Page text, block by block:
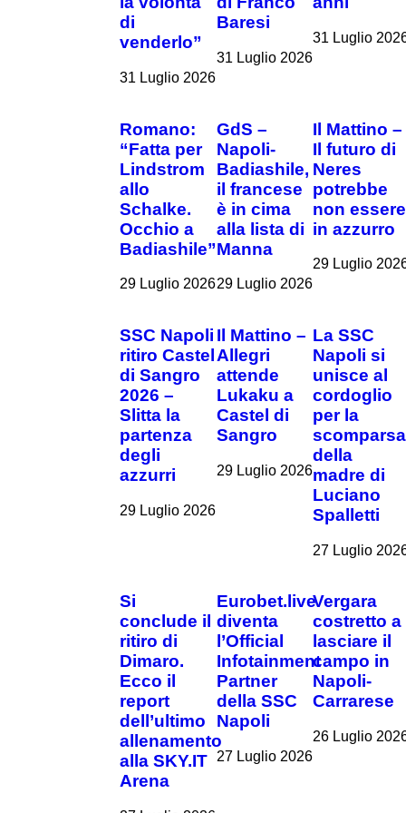
di
venderlo”
31 Luglio 2026
Baresi
31 Luglio 2026
31 Luglio
Romano:
“Fatta per
Lindstrom
allo
Schalke.
Occhio a
Badiashile”
29 Luglio 2026
GdS –
Napoli-
Badiashile,
il francese
è in cima
alla lista di
Manna
29 Luglio 2026
Il Mattino –
Il futuro di
Neres
potrebbe
non essere
in azzurro
29 Luglio
SSC Napoli
ritiro Castel
di Sangro
2026 –
Slitta la
partenza
degli
azzurri
29 Luglio 2026
Il Mattino –
Allegri
attende
Lukaku a
Castel di
Sangro
29 Luglio 2026
La SSC
Napoli si
unisce al
cordoglio
per la
scomparsa
della
madre di
Luciano
Spalletti
27 Luglio
Si
conclude il
ritiro di
Dimaro.
Ecco il
report
dell’ultimo
allenamento
alla SKY.IT
Arena
Eurobet.live
diventa
l’Official
Infotainment
Partner
della SSC
Napoli
27 Luglio 2026
Vergara
costretto a
lasciare il
campo in
Napoli-
Carrarese
26 Luglio